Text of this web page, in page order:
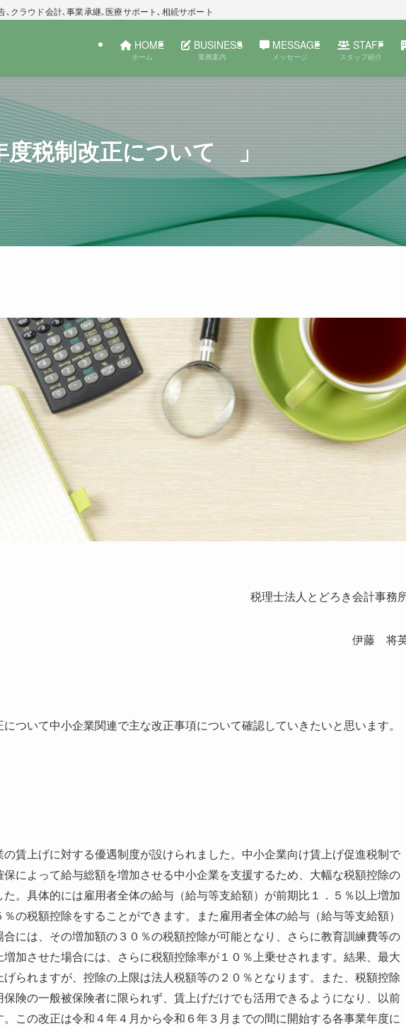
クラウド会計､事業承継､医療サポート､相続サポート
HOME
ホーム
BUSINESS
業務案内
MESSAGE
メッセージ
STAFF
スタッフ紹介
税制改正について 」
税理士法人とどろき会計事務
伊藤 将
ついて中小企業関連で主な改正事項について確認していきたいと思います。
賃上げに対する優遇制度が設けられました。中小企業向け賃上げ促進税制で
によって給与総額を増加させる中小企業を支援するため、大幅な税額控除の
。具体的には雇用者全体の給与（給与等支給額）が前期比１．５％以上増加
の税額控除をすることができます。また雇用者全体の給与（給与等支給額）
には、その増加額の３０％の税額控除が可能となり、さらに教育訓練費等の
加させた場合には、さらに税額控除率が１０％上乗せされます。結果、最大
られますが、控除の上限は法人税額等の２０％となります。また、税額控除
険の一般被保険者に限られず、賃上げだけでも活用できるようになり、以前
この改正は令和４年４月から令和６年３月までの間に開始する各事業年度に